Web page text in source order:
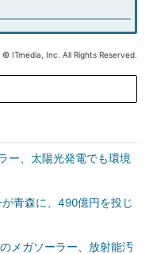
ITmedia, Inc. All Rights Reserved.
ー、太陽光発電でも環境
青森に、490億円を投じ
メガソーラー、放射能汚